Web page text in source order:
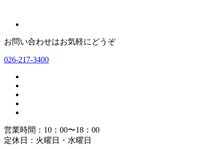
お問い合わせはお気軽にどうぞ
026-217-3400
営業時間：10：00〜18：00
定休日：火曜日・水曜日